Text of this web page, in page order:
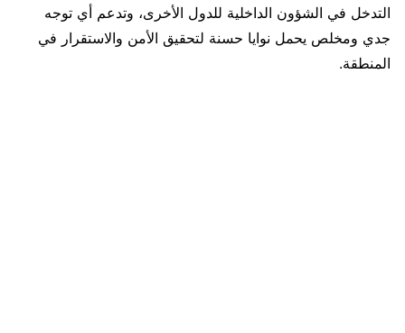
التدخل في الشؤون الداخلية للدول الأخرى، وتدعم أي توجه
جدي ومخلص يحمل نوايا حسنة لتحقيق الأمن والاستقرار في
المنطقة.